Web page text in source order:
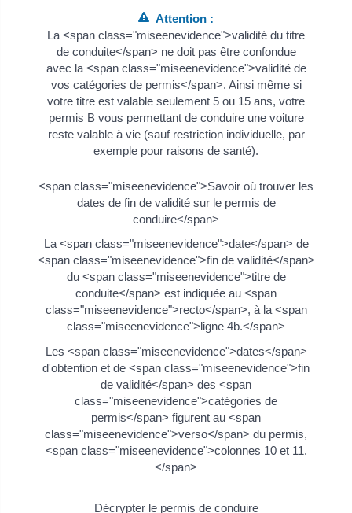
Attention :
La <span class="miseenevidence">validité du titre
de conduite</span> ne doit pas être confondue
avec la <span class="miseenevidence">validité de
vos catégories de permis</span>. Ainsi même si
votre titre est valable seulement 5 ou 15 ans, votre
permis B vous permettant de conduire une voiture
reste valable à vie (sauf restriction individuelle, par
exemple pour raisons de santé).
<span class="miseenevidence">Savoir où trouver les
dates de fin de validité sur le permis de
conduire</span>
La <span class="miseenevidence">date</span> de
<span class="miseenevidence">fin de validité</span>
du <span class="miseenevidence">titre de
conduite</span> est indiquée au <span
class="miseenevidence">recto</span>, à la <span
class="miseenevidence">ligne 4b.</span>
Les <span class="miseenevidence">dates</span>
d'obtention et de <span class="miseenevidence">fin
de validité</span> des <span
class="miseenevidence">catégories de
permis</span> figurent au <span
class="miseenevidence">verso</span> du permis,
<span class="miseenevidence">colonnes 10 et 11.
</span>
Décrypter le permis de conduire